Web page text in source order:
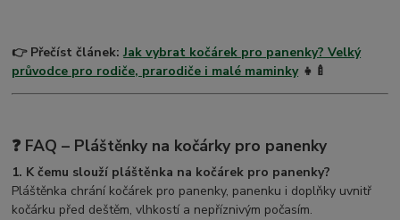
👉 Přečíst článek:Jak vybrat kočárek pro panenky? Velký
průvodce pro rodiče, prarodiče i malé maminky👧🍼
❓ FAQ – Pláštěnky na kočárky pro panenky
1. K čemu slouží pláštěnka na kočárek pro panenky?
Pláštěnka chrání kočárek pro panenky, panenku i doplňky uvnitř
kočárku před deštěm, vlhkostí a nepříznivým počasím.